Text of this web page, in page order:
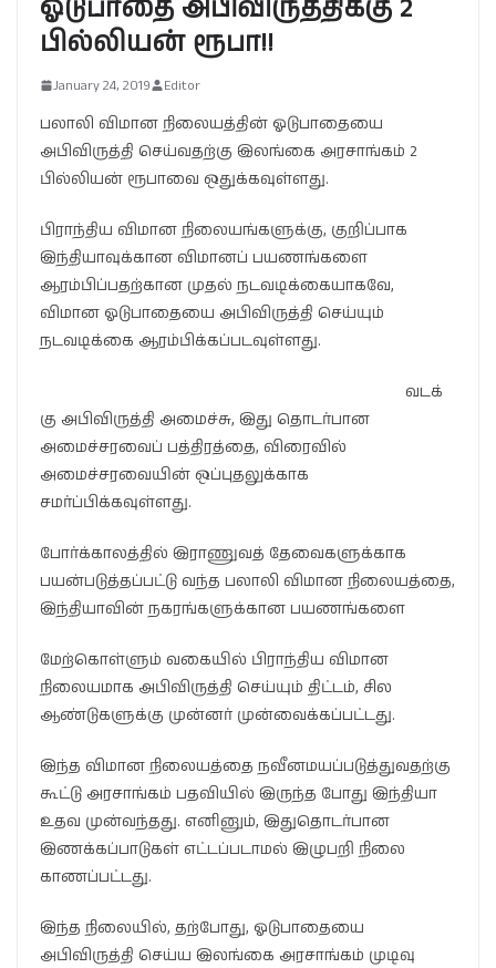
ஓடுபாதை அபிவிருத்திக்கு 2
பில்லியன் ரூபா!!
January 24, 2019 Editor
பலாலி விமான நிலையத்தின் ஓடுபாதையை
அபிவிருத்தி செய்வதற்கு இலங்கை அரசாங்கம் 2
பில்லியன் ரூபாவை ஒதுக்கவுள்ளது.
பிராந்திய விமான நிலையங்களுக்கு, குறிப்பாக
இந்தியாவுக்கான விமானப் பயணங்களை
ஆரம்பிப்பதற்கான முதல் நடவடிக்கையாகவே,
விமான ஓடுபாதையை அபிவிருத்தி செய்யும்
நடவடிக்கை ஆரம்பிக்கப்படவுள்ளது.
வடக்
கு அபிவிருத்தி அமைச்சு, இது தொடர்பான
அமைச்சரவைப் பத்திரத்தை, விரைவில்
அமைச்சரவையின் ஒப்புதலுக்காக
சமர்ப்பிக்கவுள்ளது.
போர்க்காலத்தில் இராணுவத் தேவைகளுக்காக
பயன்படுத்தப்பட்டு வந்த பலாலி விமான நிலையத்தை,
இந்தியாவின் நகரங்களுக்கான பயணங்களை
மேற்கொள்ளும் வகையில் பிராந்திய விமான
நிலையமாக அபிவிருத்தி செய்யும் திட்டம், சில
ஆண்டுகளுக்கு முன்னர் முன்வைக்கப்பட்டது.
இந்த விமான நிலையத்தை நவீனமயப்படுத்துவதற்கு
கூட்டு அரசாங்கம் பதவியில் இருந்த போது இந்தியா
உதவ முன்வந்தது. எனினும், இதுதொடர்பான
இணக்கப்பாடுகள் எட்டப்படாமல் இழுபறி நிலை
காணப்பட்டது.
இந்த நிலையில், தற்போது, ஓடுபாதையை
அபிவிருத்தி செய்ய இலங்கை அரசாங்கம் முடிவு